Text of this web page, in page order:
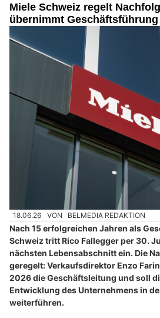
Miele Schweiz regelt
übernimmt
18.06.26 VON BELMEDIA REDAKTION
Nach 15 erfolgreichen Jahren als
Schweiz tritt Rico Fallegger per 30.
nächsten Lebensabschnitt ein. Die
geregelt: Verkaufsdirektor Enzo
2026 die Geschäftsleitung und soll
Entwicklung des Unternehmens in
weiterführen.